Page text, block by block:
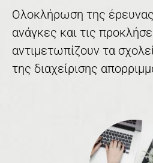
Ολοκλήρωση της έρευνας
ανάγκες και τις
αντιμετωπίζουν τα
της διαχείρισης